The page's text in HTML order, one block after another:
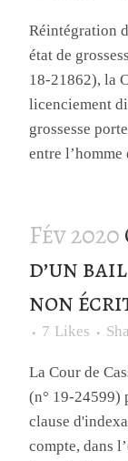
Réintégration
état de
18-21862), la
licenciement
grossesse
entre l’homme
Fév 2020
d’un
non
7 Likes
La Cour de
(n° 19-24599)
clause
compte, dans